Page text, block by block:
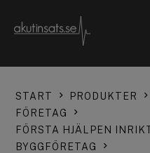
START PRODUKTER
FÖRETAG
FÖRSTA HJÄLPEN
BYGGFÖRETAG